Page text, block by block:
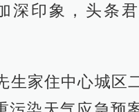
深印象，头条
生家住中心城区